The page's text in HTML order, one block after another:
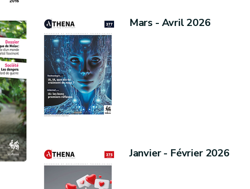
Mars - Avril 2026
Janvier - Février 2026